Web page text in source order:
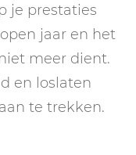
je prestaties
jaar en het
meer dient.
en loslaten
te trekken.